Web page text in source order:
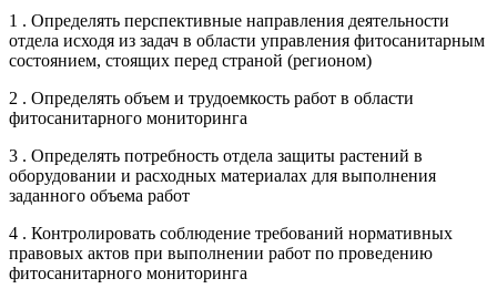
1 . Определять перспективные направления деятельности
отдела исходя из задач в области управления фитосанитарным
состоянием, стоящих перед страной (регионом)
2 . Определять объем и трудоемкость работ в области
фитосанитарного мониторинга
3 . Определять потребность отдела защиты растений в
оборудовании и расходных материалах для выполнения
заданного объема работ
4 . Контролировать соблюдение требований нормативных
правовых актов при выполнении работ по проведению
фитосанитарного мониторинга